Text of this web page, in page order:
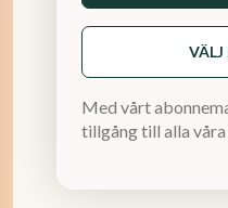
Med vårt
tillgång till alla